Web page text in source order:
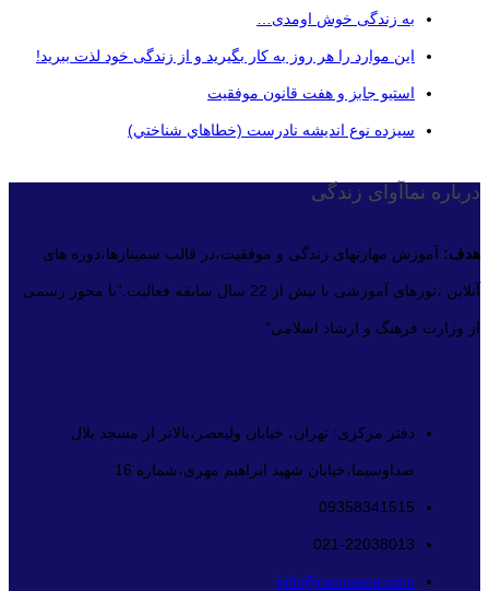
به زندگی خوش اومدی…
این موارد را هر روز به کار بگیرید و از زندگی خود لذت ببرید!
استیو جابز و هفت قانون موفقیت
سيزده نوع انديشه نادرست (خطاهاي شناختي)
درباره نماآوای زندگی
هدف: آموزش مهارتهای زندگی و موفقیت،در قالب سمینارها،دوره های
آنلاین ،تورهای آموزشی با بیش از 22 سال سابقه فعالیت.”با مجوز رسمی
از وزارت فرهنگ و ارشاد اسلامی”
دفتر مرکزی: تهران، خیابان ولیعصر،بالاتر از مسجد بلال
صداوسیما،خیابان شهید ابراهیم مهری،شماره 16
09358341515
021-22038013
info@namaava.com